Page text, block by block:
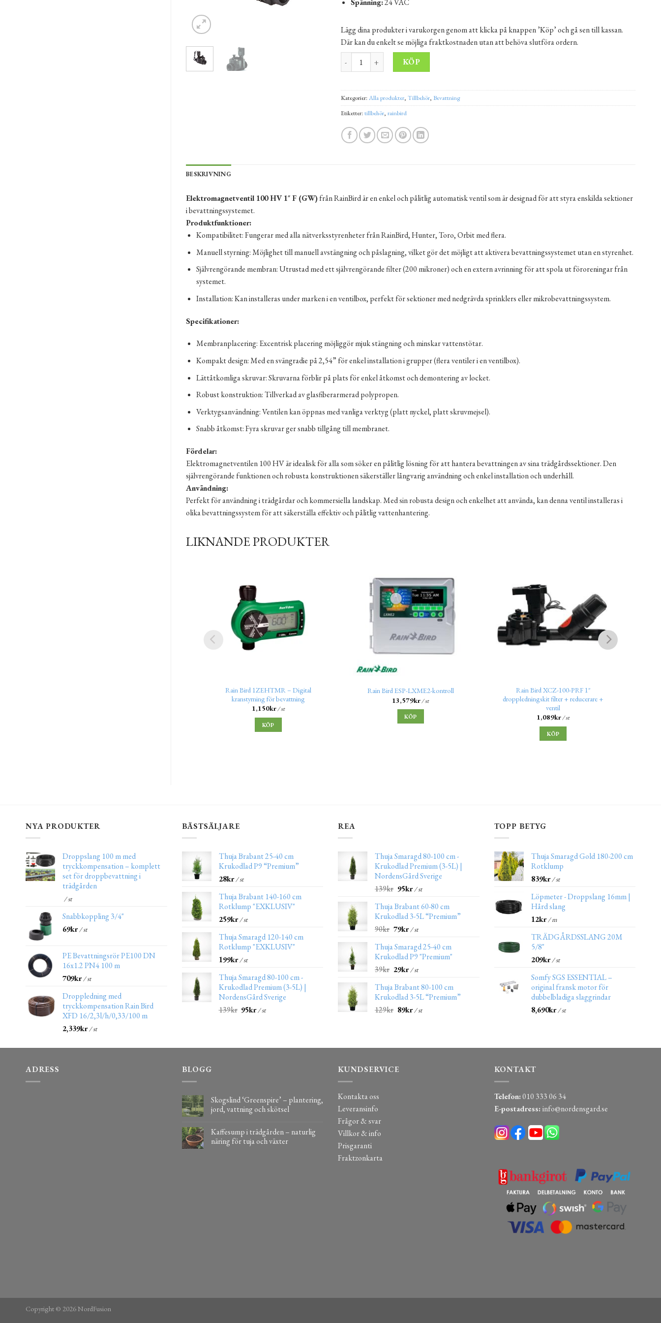
Spänning:24 VAC
Lägg dina produkter i varukorgen genom att klicka på knappen ’Köp’ och gå sen till kassan.
Där kan du enkelt se möjliga fraktkostnaden utan att behöva slutföra ordern.
Elektromagnetventil 100 HV 1" F (GW) RainBird mängd
KÖP
Kategorier:Alla produkter, Tillbehör, Bevattning
Etiketter:tillbehör, rainbird
BESKRIVNING
Elektromagnetventil 100 HV 1″ F (GW)från RainBird är en enkel och pålitlig automatisk ventil som är designad för att styra enskilda sektioner
i bevattningssystemet.
Produktfunktioner:
Kompatibilitet: Fungerar med alla nätverksstyrenheter från RainBird, Hunter, Toro, Orbit med flera.
Manuell styrning: Möjlighet till manuell avstängning och påslagning, vilket gör det möjligt att aktivera bevattningssystemet utan en styrenhet.
Självrengörande membran: Utrustad med ett självrengörande filter (200 mikroner) och en extern avrinning för att spola ut föroreningar från
systemet.
Installation: Kan installeras under marken i en ventilbox, perfekt för sektioner med nedgrävda sprinklers eller mikrobevattningssystem.
Specifikationer:
Membranplacering: Excentrisk placering möjliggör mjuk stängning och minskar vattenstötar.
Kompakt design: Med en svängradie på 2,54” för enkel installation i grupper (flera ventiler i en ventilbox).
Lättåtkomliga skruvar: Skruvarna förblir på plats för enkel åtkomst och demontering av locket.
Robust konstruktion: Tillverkad av glasfiberarmerad polypropen.
Verktygsanvändning: Ventilen kan öppnas med vanliga verktyg (platt nyckel, platt skruvmejsel).
Snabb åtkomst: Fyra skruvar ger snabb tillgång till membranet.
Fördelar:
Elektromagnetventilen 100 HV är idealisk för alla som söker en pålitlig lösning för att hantera bevattningen av sina trädgårdssektioner. Den
självrengörande funktionen och robusta konstruktionen säkerställer långvarig användning och enkel installation och underhåll.
Användning:
Perfekt för användning i trädgårdar och kommersiella landskap. Med sin robusta design och enkelhet att använda, kan denna ventil installeras i
olika bevattningssystem för att säkerställa effektiv och pålitlig vattenhantering.
LIKNANDE PRODUKTER
Rain Bird 1ZEHTMR – Digital
kranstyrning för bevattning
1,150kr/ st
KÖP
Rain Bird ESP-LXME2-kontroll
13,579kr/ st
KÖP
Rain Bird XCZ-100-PRF 1″
droppledningskit filter + reducerare +
ventil
1,089kr/ st
KÖP
NYA PRODUKTER
Droppslang 100 m med
tryckkompensation – komplett
set för droppbevattning i
trädgården
/ st
Snabbkoppling 3/4"
69kr/ st
PE Bevattningsrör PE100 DN
16x1.2 PN4 100 m
709kr/ st
Droppledning med
tryckkompensation Rain Bird
XFD 16/2,3l/h/0,33/100 m
2,339kr/ st
BÄSTSÄLJARE
Thuja Brabant 25-40 cm
Krukodlad P9 “Premium”
28kr/ st
Thuja Brabant 140-160 cm
Rotklump "EXKLUSIV"
259kr/ st
Thuja Smaragd 120-140 cm
Rotklump "EXKLUSIV"
199kr/ st
Thuja Smaragd 80-100 cm -
Krukodlad Premium (3-5L) |
NordensGård Sverige
139kr 95kr/ st
REA
Thuja Smaragd 80-100 cm -
Krukodlad Premium (3-5L) |
NordensGård Sverige
139kr 95kr/ st
Thuja Brabant 60-80 cm
Krukodlad 3-5L “Premium”
90kr 79kr/ st
Thuja Smaragd 25-40 cm
Krukodlad P9 "Premium"
39kr 29kr/ st
Thuja Brabant 80-100 cm
Krukodlad 3-5L “Premium”
129kr 89kr/ st
TOPP BETYG
Thuja Smaragd Gold 180-200 cm
Rotklump
839kr/ st
Löpmeter - Droppslang 16mm |
Hård slang
12kr/ m
TRÄDGÅRDSSLANG 20M
5/8"
209kr/ st
Somfy SGS ESSENTIAL –
original fransk motor för
dubbelbladiga slaggrindar
8,690kr/ st
ADRESS BLOGG
Skogslind ‘Greenspire’ – plantering,
jord, vattning och skötsel
Kaffesump i trädgården – naturlig
näring för tuja och växter
KUNDSERVICE
Kontakta oss
Leveransinfo
Frågor & svar
Villkor & info
Prisgaranti
Fraktzonkarta
KONTAKT
Telefon:010 333 06 34
E-postadress: info@nordensgard.se
Copyright © 2026 NordFusion